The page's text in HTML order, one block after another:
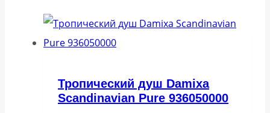
Тропический душ Damixa
Scandinavian Pure 936050000